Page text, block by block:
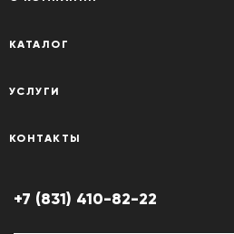
КАТАЛОГ
УСЛУГИ
КОНТАКТЫ
+7 (831) 410-82-22